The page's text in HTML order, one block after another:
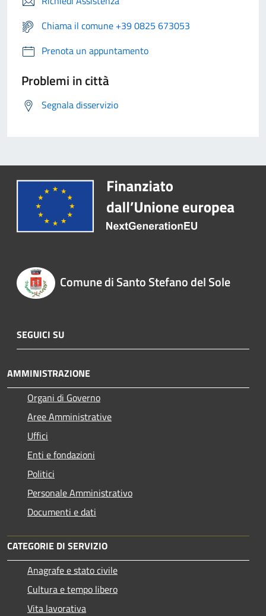
Chiama il comune +39 0825 673053
Prenota un appuntamento
Problemi in città
Segnala disservizio
Comune di Santo Stefano del Sole
SEGUICI SU
AMMINISTRAZIONE
Organi di Governo
Aree Amministrative
Uffici
Enti e fondazioni
Politici
Personale Amministrativo
Documenti e dati
CATEGORIE DI SERVIZIO
Anagrafe e stato civile
Cultura e tempo libero
Vita lavorativa